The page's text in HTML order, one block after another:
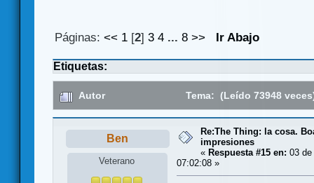
Páginas:<< 1 [2]3 4 ...8 >> Ir Abajo
Etiquetas:
Autor Tema: (Leído 73948
Ben
Veterano
Re:The Thing: la cosa.
impresiones
« Respuesta #15 en: 03
07:02:08 »